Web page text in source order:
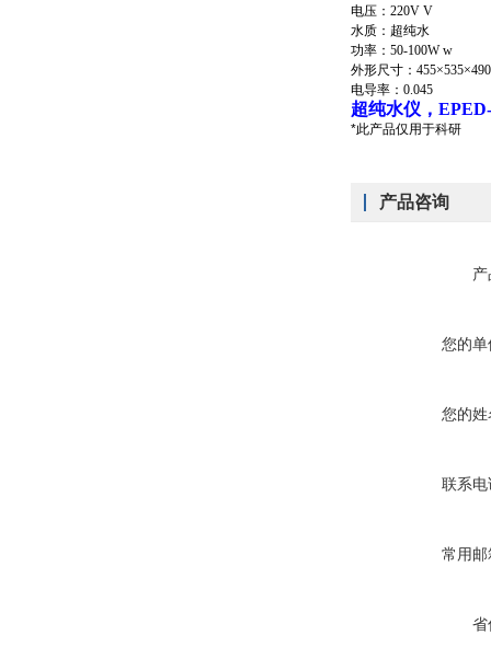
电压： 220V V
水质：超纯水
功率： 50-100W w
外形尺寸：
电导率： 0.045
超纯水仪，
*此产品仅用于科研
产品咨询
您的单
您的姓
联系电
常用邮
省